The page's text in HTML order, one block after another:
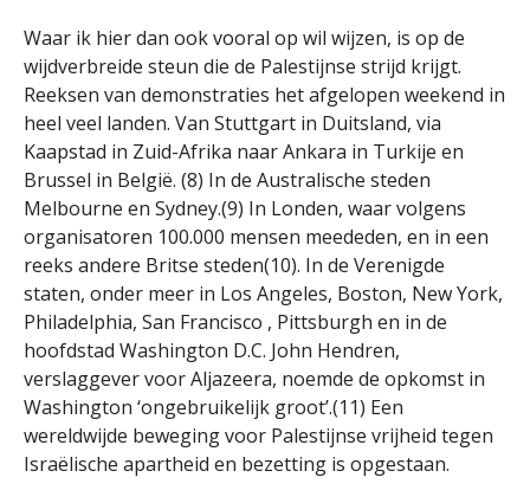
Waar ik hier dan ook vooral op wil wijzen, is op de
wijdverbreide steun die de Palestijnse strijd krijgt.
Reeksen van demonstraties het afgelopen weekend in
heel veel landen. Van Stuttgart in Duitsland, via
Kaapstad in Zuid-Afrika naar Ankara in Turkije en
Brussel in België. (8) In de Australische steden
Melbourne en Sydney.(9) In Londen, waar volgens
organisatoren 100.000 mensen meededen, en in een
reeks andere Britse steden(10). In de Verenigde
staten, onder meer in Los Angeles, Boston, New York,
Philadelphia, San Francisco , Pittsburgh en in de
hoofdstad Washington D.C. John Hendren,
verslaggever voor Aljazeera, noemde de opkomst in
Washington ‘ongebruikelijk groot’.(11) Een
wereldwijde beweging voor Palestijnse vrijheid tegen
Israëlische apartheid en bezetting is opgestaan.